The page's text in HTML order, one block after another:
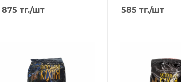
875 тг./шт 585 тг./шт